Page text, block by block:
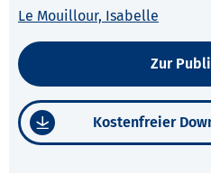
Le Mouillour, Isabelle
Zur
Kostenfreier